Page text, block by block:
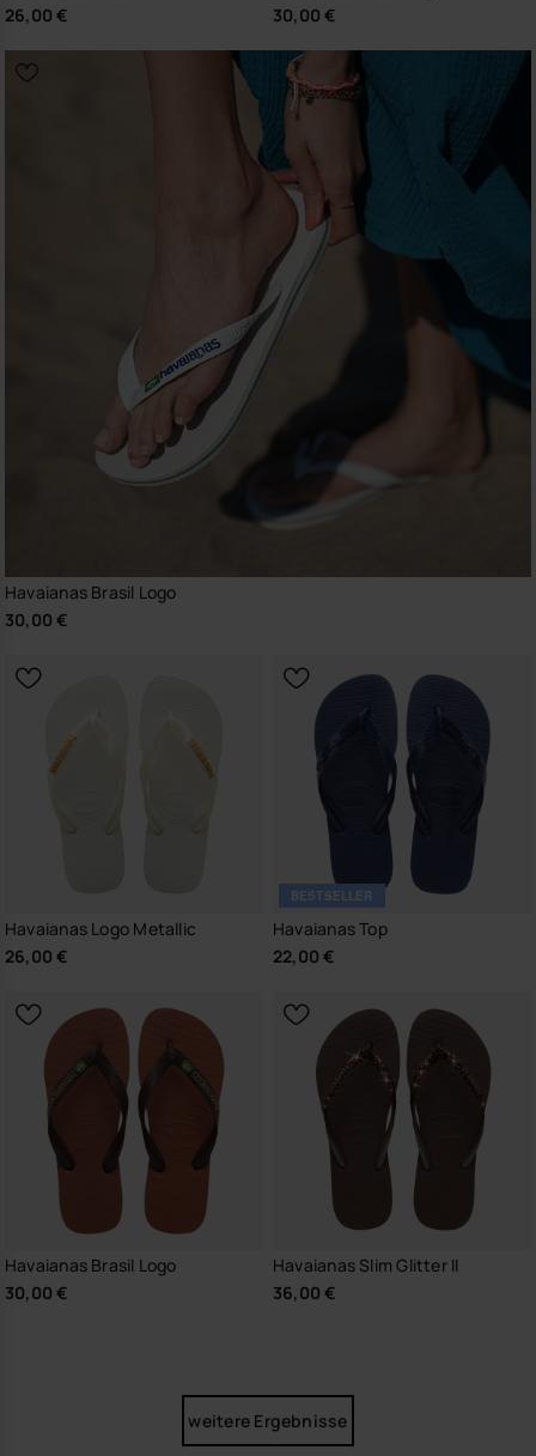
26,00 €
30,00 €
Havaianas Brasil Logo
30,00 €
Havaianas Logo Metallic
26,00 €
BESTSELLER
Havaianas Top
22,00 €
Havaianas Brasil Logo
30,00 €
Havaianas Slim Glitter II
36,00 €
weitere Ergebnisse